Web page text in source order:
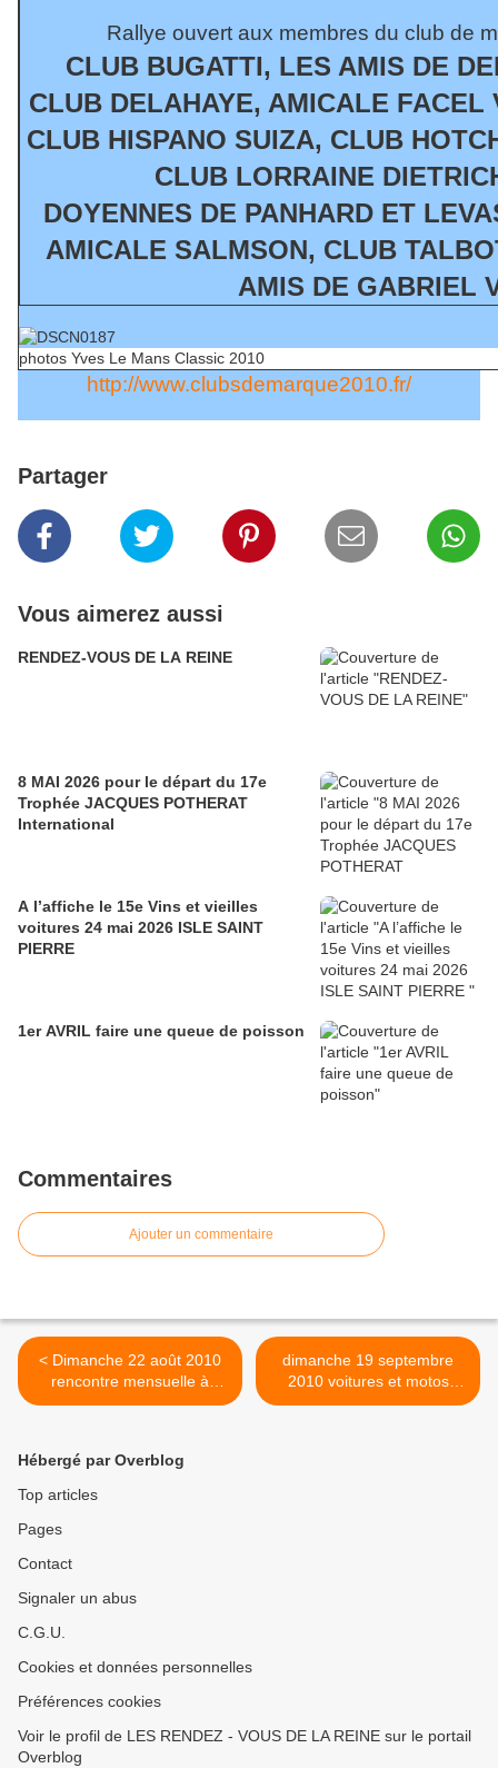
Rallye ouvert aux membres du club de
CLUB BUGATTI, LES AMIS DE
CLUB DELAHAYE, AMICALE FACEL
CLUB HISPANO SUIZA, CLUB
CLUB LORRAINE
DOYENNES DE PANHARD ET
AMICALE SALMSON, CLUB
AMIS DE GABRIEL
photos Yves Le Mans Classic 2010
http://www.clubsdemarque2010.fr/
Partager
Vous aimerez aussi
RENDEZ-VOUS DE LA REINE
8 MAI 2026 pour le départ du 17e
Trophée JACQUES POTHERAT
International
A l’affiche le 15e Vins et vieilles
voitures 24 mai 2026 ISLE SAINT
PIERRE
1er AVRIL faire une queue de poisson
Commentaires
Ajouter un commentaire
< Dimanche 22 août 2010
rencontre mensuelle à
THOIRY (78)
dimanche 19 septembre
2010 voitures et motos
anciennes et de collection à
Hébergé par Overblog
Top articles
Pages
Contact
Signaler un abus
C.G.U.
Cookies et données personnelles
Préférences cookies
Voir le profil de LES RENDEZ - VOUS DE LA REINE sur le portail
Overblog